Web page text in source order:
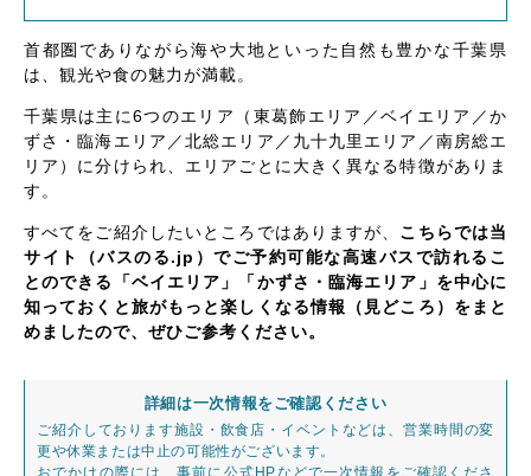
首都圏でありながら海や大地といった自然も豊かな千葉県
は、観光や食の魅力が満載。
千葉県は主に6つのエリア（東葛飾エリア／ベイエリア／か
ずさ・臨海エリア／北総エリア／九十九里エリア／南房総エ
リア）に分けられ、エリアごとに大きく異なる特徴がありま
す。
すべてをご紹介したいところではありますが、 こちらでは当
サイト（バスのる.jp）でご予約可能な高速バスで訪れるこ
とのできる「ベイエリア」「かずさ・臨海エリア」を中心に
知っておくと旅がもっと楽しくなる情報（見どころ）をまと
めましたので、ぜひご参考ください。
詳細は一次情報をご確認ください
ご紹介しております施設・飲食店・イベントなどは、営業時間の変
更や休業または中止の可能性がございます。
おでかけの際には、事前に公式HPなどで一次情報をご確認くださ